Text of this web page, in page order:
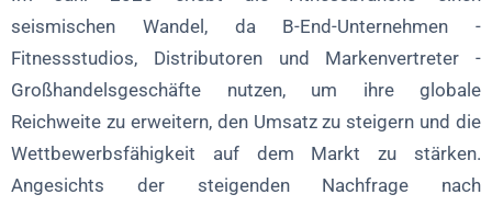
Sind Sie bereit, Ihre globale Reichweite mit
Großhandelsgeschäften zu erweitern?
FAQ zu Großhandelsgeschäften und globaler Expansion
Wie viel kann der Großhandel an Kosten sparen?
Welche Märkte bieten im Jahr 2025 die besten
Großhandelschancen?
seismischen Wandel, da B-End-Unternehmen -
Fitnessstudios, Distributoren und Markenvertreter -
Großhandelsgeschäfte nutzen, um ihre globale
Reichweite zu erweitern, den Umsatz zu steigern und die
Wettbewerbsfähigkeit auf dem Markt zu stärken.
Angesichts der steigenden Nachfrage nach